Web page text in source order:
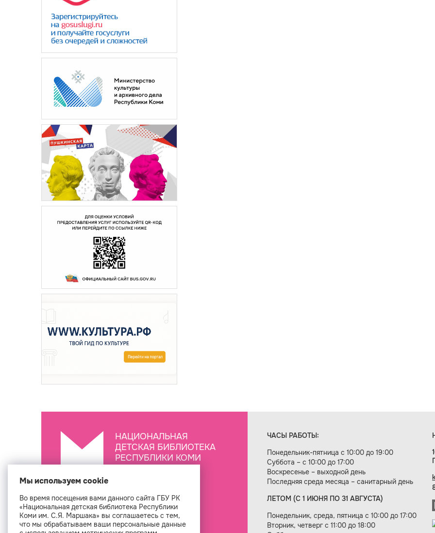
НАЦИОНАЛЬНАЯ
ДЕТСКАЯ БИБЛИОТЕКА
РЕСПУБЛИКИ КОМИ
ЧАСЫ РАБОТЫ:
Понедельник-пятница с 10:00 до 19:00
Суббота – с 10:00 до 17:00
Воскресенье – выходной день
Последняя среда месяца – санитарный день
ЛЕТОМ (С 1 ИЮНЯ ПО 31 АВГУСТА)
Понедельник, среда, пятница с 10:00 до 17:00
Вторник, четверг с 11:00 до 18:00
Создание сайта — веб-студия «Цифровой век»
Мы используем cookie
Во время посещения вами данного сайта ГБУ РК
«Национальная детская библиотека Республики
Коми им. С.Я. Маршака» вы соглашаетесь с тем,
что мы обрабатываем ваши персональные данные